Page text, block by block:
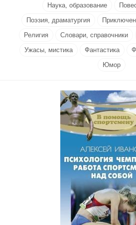
Наука, образование
Поэзия, драматургия
Религия
Словари, справочники
Ужасы, мистика
Фантастика
Юмор